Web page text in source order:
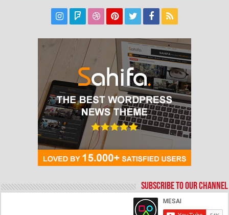
Subscribe to our Channel